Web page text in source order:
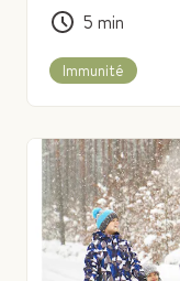
5 min
Immunité